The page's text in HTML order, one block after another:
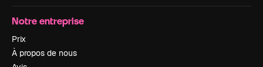
Notre entreprise
Prix
À propos de nous